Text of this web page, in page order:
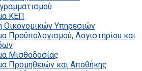
ΚΕΠ
Οικονομικών Υπηρεσιών
Προϋπολογισμού, Λογιστηρίου και
Μισθοδοσίας
Προμηθειών και Αποθήκης